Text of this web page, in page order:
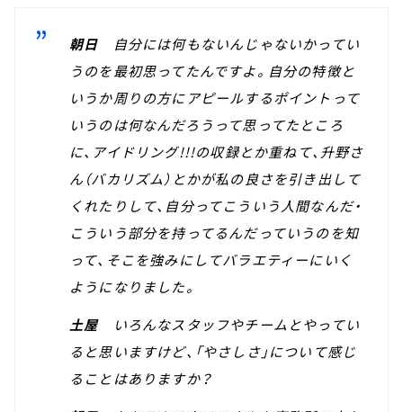
朝日 自分には何もないんじゃないかってい
うのを最初思ってたんですよ。自分の特徴と
いうか周りの方にアピールするポイントって
いうのは何なんだろうって思ってたところ
に、アイドリング!!!の収録とか重ねて、升野さ
ん（バカリズム）とかが私の良さを引き出して
くれたりして、自分ってこういう人間なんだ・
こういう部分を持ってるんだっていうのを知
って、そこを強みにしてバラエティーにいく
ようになりました。
土屋いろんなスタッフやチームとやってい
ると思いますけど、「やさしさ」について感じ
ることはありますか？